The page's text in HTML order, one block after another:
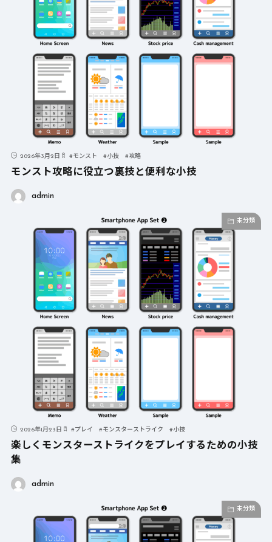
2026年3月2日 #モンスト #小技 #攻略
モンスト攻略に役立つ裏技と便利な小技
admin
未分類
2026年1月23日 #プレイ #モンスターストライク #小技
楽しくモンスターストライクをプレイするための小技
集
admin
未分類